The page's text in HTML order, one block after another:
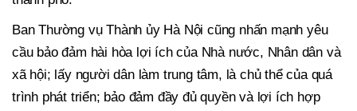
Ban Thường vụ Thành ủy Hà Nội cũng nhấn mạnh yêu
cầu bảo đảm hài hòa lợi ích của Nhà nước, Nhân dân và
xã hội; lấy người dân làm trung tâm, là chủ thể của quá
trình phát triển; bảo đảm đầy đủ quyền và lợi ích hợp